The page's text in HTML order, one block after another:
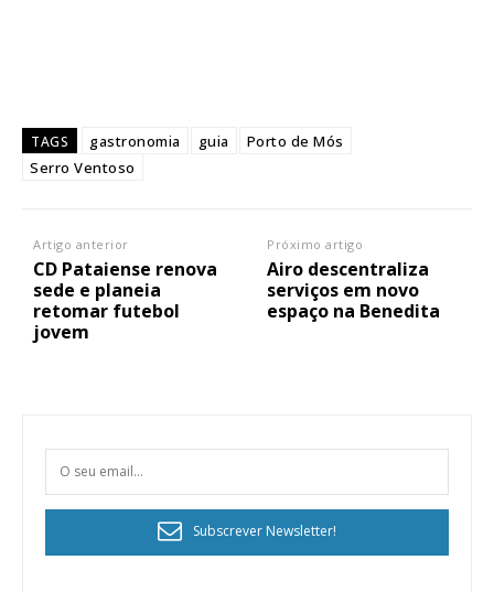
TAGS gastronomia guia
Porto de Mós
Serro Ventoso
Artigo anterior
CD Pataiense renova
sede e planeia
retomar futebol
jovem
Próximo artigo
Airo descentraliza
serviços em novo
espaço na Benedita
Subscrever Newsletter!